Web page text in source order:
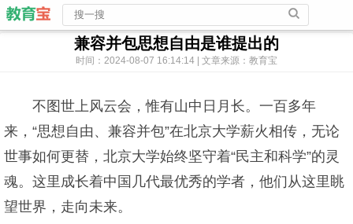
兼容并包思想自由是谁提出的
时间：2024-08-07 16:14:14 | 文章来源：教育宝
不图世上风云会，惟有山中日月长。一百多年
来，“思想自由、兼容并包”在北京大学薪火相传，无论
世事如何更替，北京大学始终坚守着“民主和科学”的灵
魂。这里成长着中国几代最优秀的学者，他们从这里眺
望世界，走向未来。